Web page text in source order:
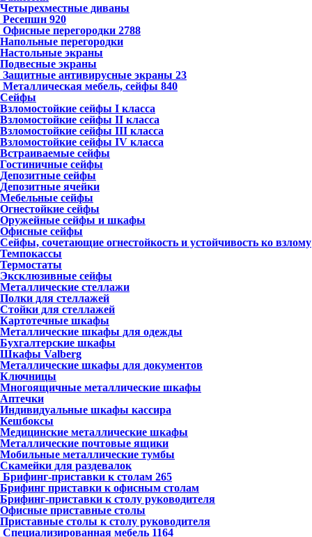
Четырехместные диваны
Ресепшн 920
Офисные перегородки 2788
Напольные перегородки
Настольные экраны
Подвесные экраны
Защитные антивирусные экраны 23
Металлическая мебель, сейфы 840
Сейфы
Взломостойкие сейфы I класса
Взломостойкие сейфы II класса
Взломостойкие сейфы III класса
Взломостойкие сейфы IV класса
Встраиваемые сейфы
Гостиничные сейфы
Депозитные сейфы
Депозитные ячейки
Мебельные сейфы
Огнестойкие сейфы
Оружейные сейфы и шкафы
Офисные сейфы
Сейфы, сочетающие огнестойкость и устойчивость ко взлому
Темпокассы
Термостаты
Эксклюзивные сейфы
Металлические стеллажи
Полки для стеллажей
Стойки для стеллажей
Картотечные шкафы
Металлические шкафы для одежды
Бухгалтерские шкафы
Шкафы Valberg
Металлические шкафы для документов
Ключницы
Многоящичные металлические шкафы
Аптечки
Индивидуальные шкафы кассира
Кешбоксы
Медицинские металлические шкафы
Металлические почтовые ящики
Мобильные металлические тумбы
Скамейки для раздевалок
Брифинг-приставки к столам 265
Брифинг приставки к офисным столам
Брифинг-приставки к столу руководителя
Офисные приставные столы
Приставные столы к столу руководителя
Специализированная мебель 1164